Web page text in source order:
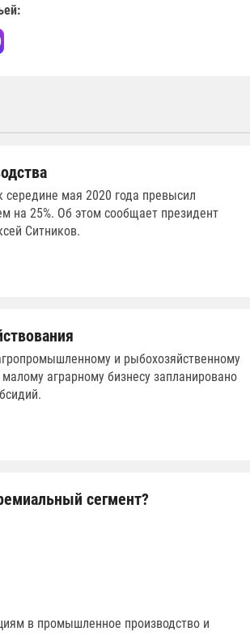
мая 2020 года превысил
на 25%. Об этом сообщает президент
Ситников.
и рыбохозяйственному
аграрному бизнесу запланировано
сегмент?
в промышленное производство и